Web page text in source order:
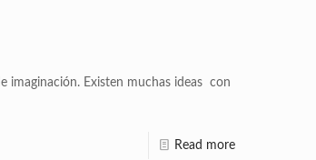
imaginación. Existen muchas ideas con
Read more